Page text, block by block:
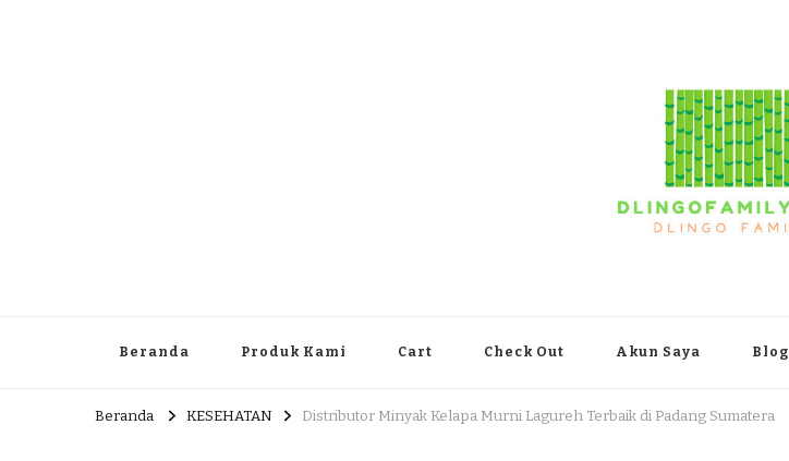
Beranda Produk Kami Cart Check Out Akun Saya Blog
Beranda KESEHATAN Distributor Minyak Kelapa Murni Lagureh Terbaik di Padang Sumatera